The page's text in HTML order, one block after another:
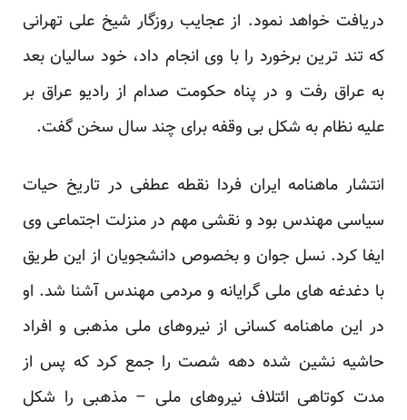
دریافت خواهد نمود. از عجایب روزگار شیخ علی تهرانی
که تند ترین برخورد را با وی انجام داد، خود سالیان بعد
به عراق رفت و در پناه حکومت صدام از رادیو عراق بر
علیه نظام به شکل بی وقفه برای چند سال سخن گفت.
انتشار ماهنامه ایران فردا نقطه عطفی در تاریخ حیات
سیاسی مهندس بود و نقشی مهم در منزلت اجتماعی وی
ایفا کرد. نسل جوان و بخصوص دانشجویان از این طریق
با دغدغه های ملی گرایانه و مردمی مهندس آشنا شد. او
در این ماهنامه کسانی از نیروهای ملی مذهبی و افراد
حاشیه نشین شده دهه شصت را جمع کرد که پس از
مدت کوتاهی ائتلاف نیروهای ملی – مذهبی را شکل